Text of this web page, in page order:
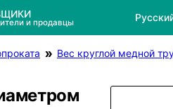
и продавцы
Вес круглой медной